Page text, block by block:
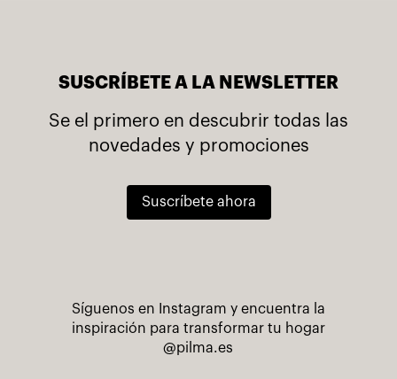
SUSCRÍBETE A LA NEWSLETTER
Se el primero en descubrir todas las
novedades y promociones
Suscríbete ahora
Síguenos en Instagram y encuentra la
inspiración para transformar tu hogar
@pilma.es